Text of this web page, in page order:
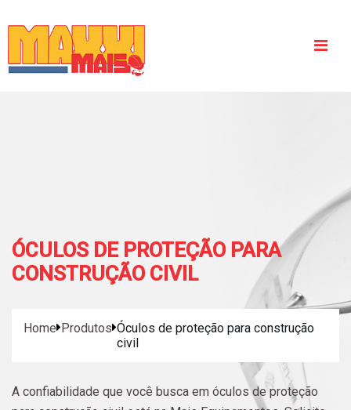
Blog
Contato
ÓCULOS DE PROTEÇÃO PARA
CONSTRUÇÃO CIVIL
Home Produtos Óculos de proteção para construção
civil
A confiabilidade que você busca em óculos de proteção